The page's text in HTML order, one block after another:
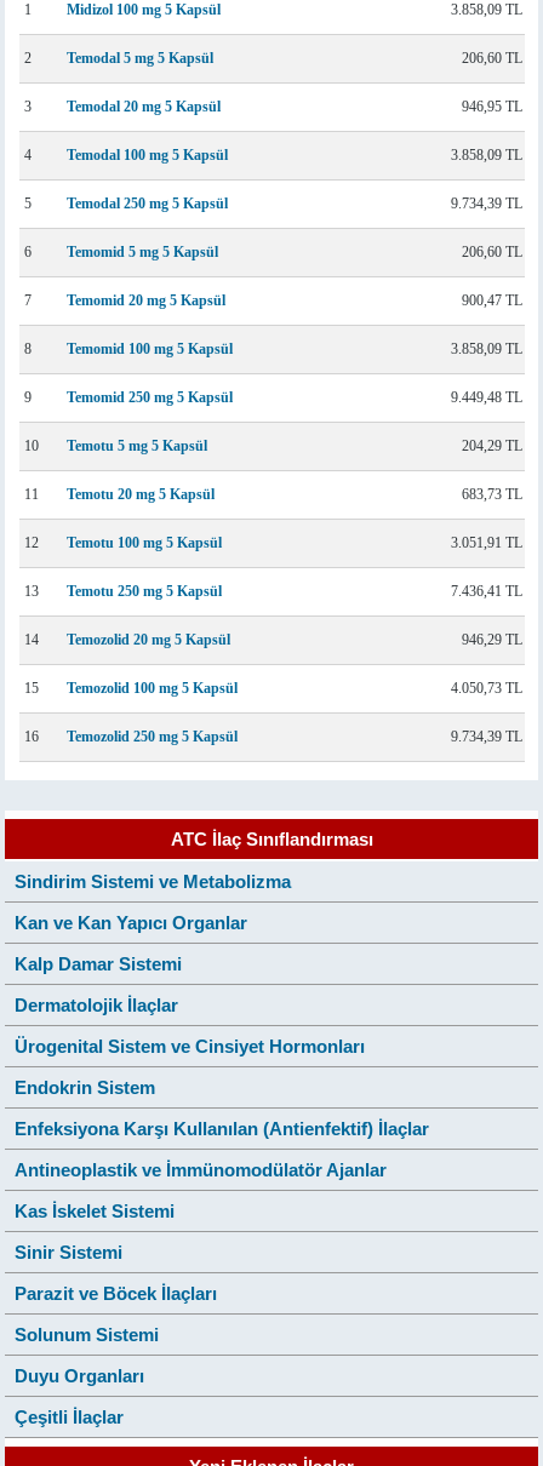
1 Midizol 100 mg 5 Kapsül 3.858,09 TL
2 Temodal 5 mg 5 Kapsül 206,60 TL
3 Temodal 20 mg 5 Kapsül 946,95 TL
4 Temodal 100 mg 5 Kapsül 3.858,09 TL
5 Temodal 250 mg 5 Kapsül 9.734,39 TL
6 Temomid 5 mg 5 Kapsül 206,60 TL
7 Temomid 20 mg 5 Kapsül 900,47 TL
8 Temomid 100 mg 5 Kapsül 3.858,09 TL
9 Temomid 250 mg 5 Kapsül 9.449,48 TL
10 Temotu 5 mg 5 Kapsül 204,29 TL
11 Temotu 20 mg 5 Kapsül 683,73 TL
12 Temotu 100 mg 5 Kapsül 3.051,91 TL
13 Temotu 250 mg 5 Kapsül 7.436,41 TL
14 Temozolid 20 mg 5 Kapsül 946,29 TL
15 Temozolid 100 mg 5 Kapsül 4.050,73 TL
16 Temozolid 250 mg 5 Kapsül 9.734,39 TL
ATC İlaç Sınıflandırması
Sindirim Sistemi ve Metabolizma
Kan ve Kan Yapıcı Organlar
Kalp Damar Sistemi
Dermatolojik İlaçlar
Ürogenital Sistem ve Cinsiyet Hormonları
Endokrin Sistem
Enfeksiyona Karşı Kullanılan (Antienfektif) İlaçlar
Antineoplastik ve İmmünomodülatör Ajanlar
Kas İskelet Sistemi
Sinir Sistemi
Parazit ve Böcek İlaçları
Solunum Sistemi
Duyu Organları
Çeşitli İlaçlar